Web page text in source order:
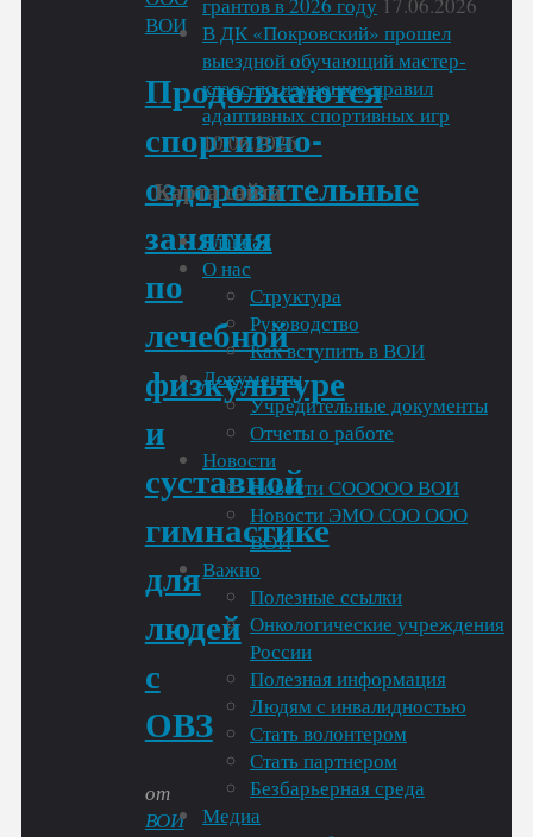
ВОИ
Продолжаются
спортивно-
оздоровительные
занятия
по
лечебной
физкультуре
и
суставной
гимнастике
для
людей
с
ОВЗ
от
ВОИ
В ДК «Покровский» прошел
выездной обучающий мастер-
класс по изучению правил
адаптивных спортивных игр
10.06.2026
Карта сайта
Главная
О нас
Структура
Руководство
Как вступить в ВОИ
Документы
Учредительные документы
Отчеты о работе
Новости
Новости СООООО ВОИ
Новости ЭМО СОО ООО
ВОИ
Важно
Полезные ссылки
Онкологические учреждения
России
Полезная информация
Людям с инвалидностью
Стать волонтером
Стать партнером
Безбарьерная среда
Медиа